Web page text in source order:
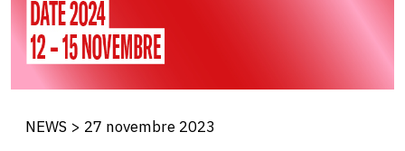
NEWS > 27 novembre 2023